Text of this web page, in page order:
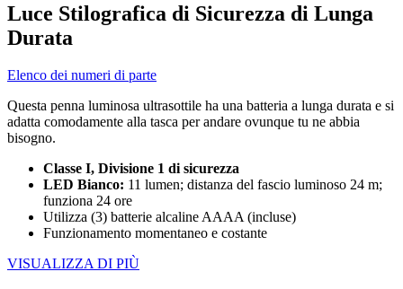
Luce Stilografica di Sicurezza di Lunga
Durata
Elenco dei numeri di parte
Questa penna luminosa ultrasottile ha una batteria a lunga durata e si
adatta comodamente alla tasca per andare ovunque tu ne abbia
bisogno.
Classe I, Divisione 1 di sicurezza
LED Bianco: 11 lumen; distanza del fascio luminoso 24 m;
funziona 24 ore
Utilizza (3) batterie alcaline AAAA (incluse)
Funzionamento momentaneo e costante
VISUALIZZA DI PIÙ